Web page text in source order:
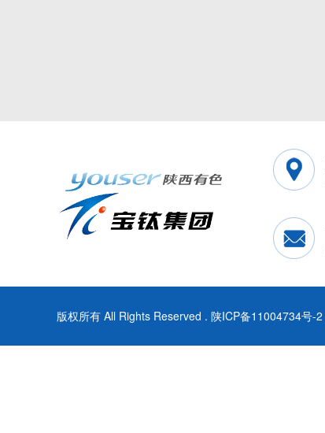
版权所有 All Rights Reserved . 陕ICP备11004734号-2